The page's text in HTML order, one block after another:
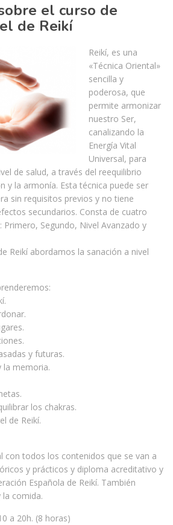
el curso de
de Reikí
Reikí, es una
«Técnica Oriental»
sencilla y
poderosa, que
permite armonizar
nuestro Ser,
canalizando la
Energía Vital
Universal, para
de salud, a través del reequilibrio
y la armonía. Esta técnica puede ser
sin requisitos previos y no tiene
secundarios. Consta de cuatro
Primero, Segundo, Nivel Avanzado y
Reikí abordamos la sanación a nivel
y futuras.
la memoria.
los chakras.
de Reikí.
con todos los contenidos que se van a
y prácticos y diploma acreditativo y
Española de Reikí. También
la comida.
a 20h. (8 horas)